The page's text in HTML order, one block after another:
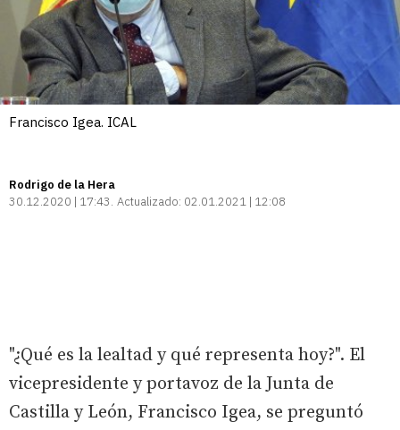
Francisco Igea. ICAL
Rodrigo de la Hera
30.12.2020 | 17:43 Actualizado: 02.01.2021 | 12:08
"¿Qué es la lealtad y qué representa hoy?". El
vicepresidente y portavoz de la Junta de
Castilla y León, Francisco Igea, se preguntó